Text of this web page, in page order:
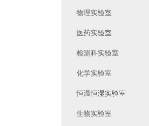
物理实验室
医药实验室
检测科实验室
化学实验室
恒温恒湿实验室
生物实验室